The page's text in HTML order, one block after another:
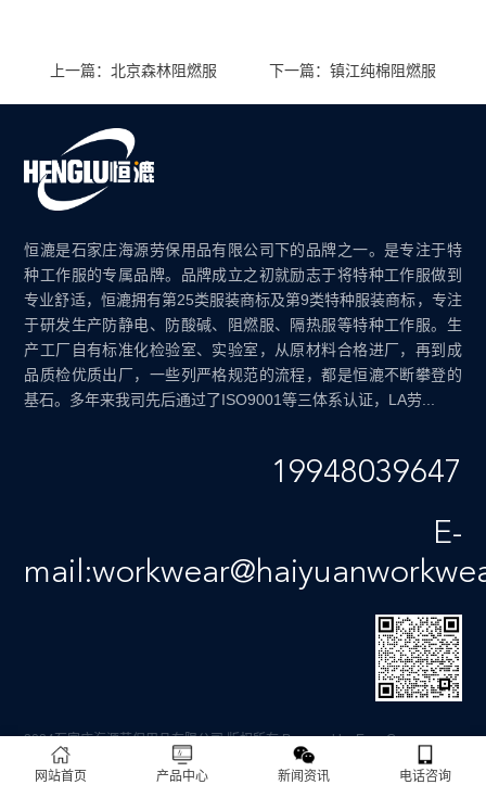
上一篇：北京森林阻燃服 下一篇：镇江纯棉阻燃服
恒漉是石家庄海源劳保用品有限公司下的品牌之一。是专注于特
种工作服的专属品牌。品牌成立之初就励志于将特种工作服做到
专业舒适，恒漉拥有第25类服装商标及第9类特种服装商标，专注
于研发生产防静电、防酸碱、阻燃服、隔热服等特种工作服。生
产工厂自有标准化检验室、实验室，从原材料合格进厂，再到成
品质检优质出厂，一些列严格规范的流程，都是恒漉不断攀登的
基石。多年来我司先后通过了ISO9001等三体系认证，LA劳...
19948039647
E-
2024石家庄海源劳保用品有限公司 版权所有Powered by EyouCms
备案号：
冀ICP备12011659号-4
网站首页
产品中心 新闻资讯 电话咨询